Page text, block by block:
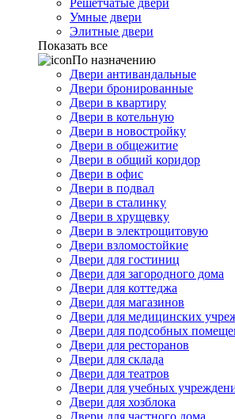
Решетчатые двери
Умные двери
Элитные двери
Показать все
По назначению
Двери антивандальные
Двери бронированные
Двери в квартиру
Двери в котельную
Двери в новостройку
Двери в общежитие
Двери в общий коридор
Двери в офис
Двери в подвал
Двери в сталинку
Двери в хрущевку
Двери в электрощитовую
Двери взломостойкие
Двери для гостиниц
Двери для загородного дома
Двери для коттеджа
Двери для магазинов
Двери для медицинских
Двери для подсобных
Двери для ресторанов
Двери для склада
Двери для театров
Двери для учебных
Двери для хозблока
Двери для частного дома